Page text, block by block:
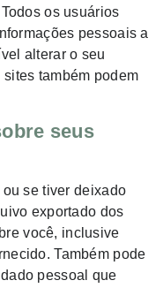
os usuários
pessoais a
alterar o seu
também podem
seus
se tiver deixado
exportado dos
você, inclusive
Também pode
pessoal que